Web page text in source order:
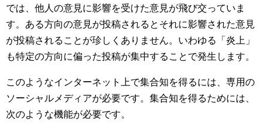
では、他人の意見に影響を受けた意見が飛び交っていま
す。ある方向の意見が投稿されるとそれに影響された意見
が投稿されることが珍しくありません。いわゆる「炎上」
も特定の方向に偏った投稿が集中することで発生します。
このようなインターネット上で集合知を得るには、専用の
ソーシャルメディアが必要です。集合知を得るためには、
次のような機能が必要です。